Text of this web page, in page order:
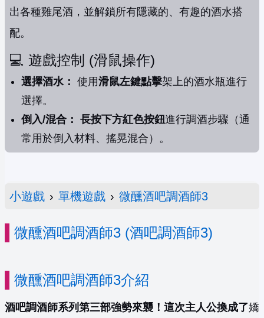
出各種雞尾酒，並解鎖所有隱藏的、有趣的酒水搭
配。
💻 遊戲控制 (滑鼠操作)
選擇酒水： 使用滑鼠左鍵點擊架上的酒水瓶進行
選擇。
倒入/混合： 長按下方紅色按鈕進行調酒步驟（通
常用於倒入材料、搖晃混合）。
小遊戲 › 單機遊戲 › 微醺酒吧調酒師3
微醺酒吧調酒師3 (酒吧調酒師3)
微醺酒吧調酒師3介紹
酒吧調酒師系列第三部強勢來襲！這次主人公換成了嬌